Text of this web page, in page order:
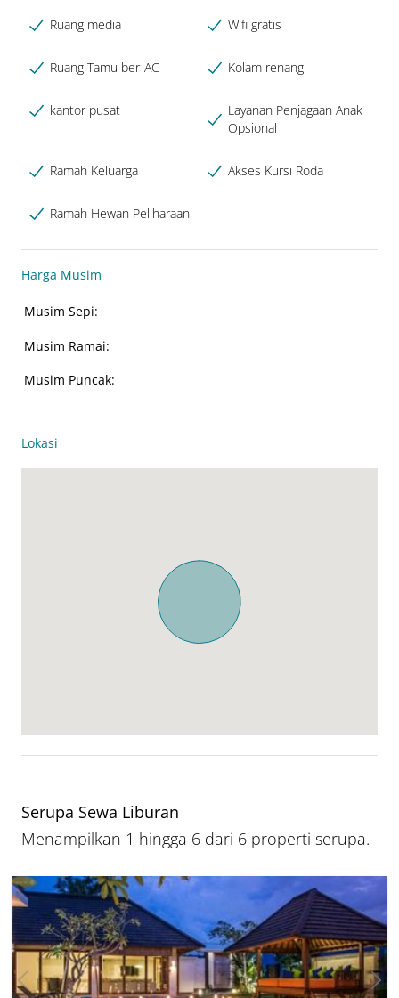
Ruang media Wifi gratis
Ruang Tamu ber-AC Kolam renang
kantor pusat
Layanan Penjagaan Anak
Opsional
Ramah Keluarga Akses Kursi Roda
Ramah Hewan Peliharaan
Harga Musim
Musim Sepi:
Musim Ramai:
Musim Puncak:
Lokasi
Serupa Sewa Liburan
Menampilkan 1 hingga 6 dari 6 properti serupa.